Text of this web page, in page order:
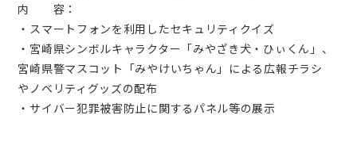
内 容：
・スマートフォンを利用したセキュリティクイズ
・宮崎県シンボルキャラクター「みやざき犬・ひぃくん」、
宮崎県警マスコット「みやけいちゃん」による広報チラシ
やノベリティグッズの配布
・サイバー犯罪被害防止に関するパネル等の展示